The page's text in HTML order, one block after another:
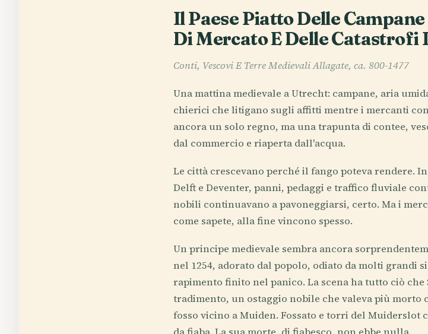
Il Paese Piatto Delle
Di Mercato E Delle Catastrofi
Conti, Vescovi E Terre Medievali Allagate, ca. 800-1477
Una mattina medievale a Utrecht: campane, aria
chierici che litigano sugli affitti mentre i mercanti
ancora un solo regno, ma una trapunta di contee,
dal commercio e riaperta dall'acqua.
Le città crescevano perché il fango poteva rendere.
Delft e Deventer, panni, pedaggi e traffico fluviale
nobili continuavano a pavoneggiarsi, certo. Ma i
come sapete, alla fine vincono spesso.
Un principe medievale sembra ancora
nel 1254, adorato dal popolo, odiato da molti grandi
rapimento finito nel panico. La scena ha tutto ciò che
tradimento, un ostaggio nobile che valeva più
fosso vicino a Muiden. Fossato e torri del